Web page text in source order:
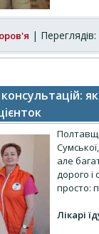
|
але
дорого і
просто:
Лікарі